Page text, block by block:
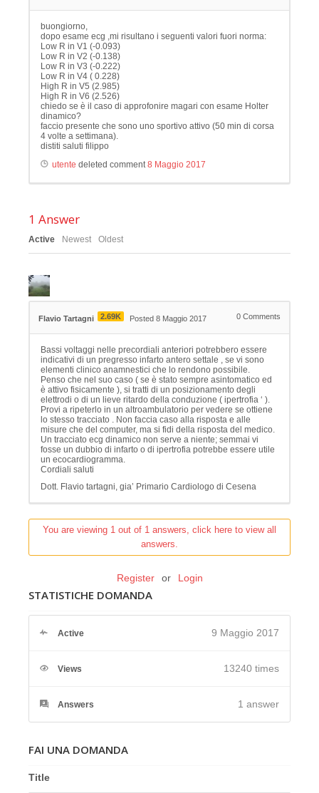
buongiorno,
dopo esame ecg ,mi risultano i seguenti valori fuori norma:
Low R in V1 (-0.093)
Low R in V2 (-0.138)
Low R in V3 (-0.222)
Low R in V4 ( 0.228)
High R in V5 (2.985)
High R in V6 (2.526)
chiedo se è il caso di approfonire magari con esame Holter
dinamico?
faccio presente che sono uno sportivo attivo (50 min di corsa
4 volte a settimana).
distiti saluti filippo
utente deleted comment 8 Maggio 2017
1 Answer
Active Newest Oldest
Flavio Tartagni 2.69K Posted 8 Maggio 2017 0 Comments
Bassi voltaggi nelle precordiali anteriori potrebbero essere
indicativi di un pregresso infarto antero settale , se vi sono
elementi clinico anamnestici che lo rendono possibile.
Penso che nel suo caso ( se è stato sempre asintomatico ed
è attivo fisicamente ), si tratti di un posizionamento degli
elettrodi o di un lieve ritardo della conduzione ( ipertrofia ‘ ).
Provi a ripeterlo in un altroambulatorio per vedere se ottiene
lo stesso tracciato . Non faccia caso alla risposta e alle
misure che del computer, ma si fidi della risposta del medico.
Un tracciato ecg dinamico non serve a niente; semmai vi
fosse un dubbio di infarto o di ipertrofia potrebbe essere utile
un ecocardiogramma.
Cordiali saluti
Dott. Flavio tartagni, gia’ Primario Cardiologo di Cesena
You are viewing 1 out of 1 answers, click here to view all
answers.
Register or Login
STATISTICHE DOMANDA
Active 9 Maggio 2017
Views 13240 times
Answers 1 answer
FAI UNA DOMANDA
Title